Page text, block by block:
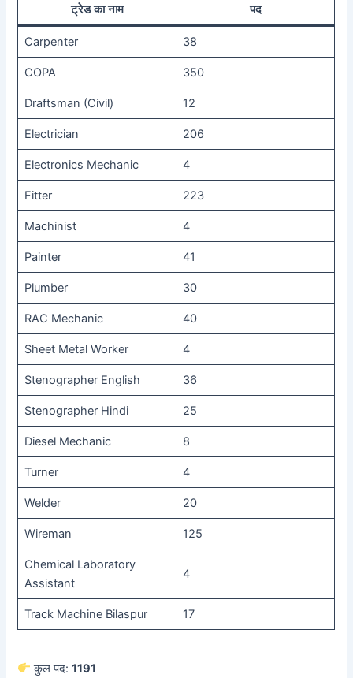
ट्रेड का नाम पद
Carpenter 38
COPA 350
Draftsman (Civil) 12
Electrician 206
Electronics Mechanic 4
Fitter 223
Machinist 4
Painter 41
Plumber 30
RAC Mechanic 40
Sheet Metal Worker 4
Stenographer English 36
Stenographer Hindi 25
Diesel Mechanic 8
Turner 4
Welder 20
Wireman 125
Chemical Laboratory
Assistant
4
Track Machine Bilaspur 17
कुल पद:1191